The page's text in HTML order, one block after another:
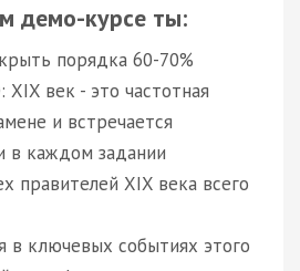
демо-курсе ты:
порядка 60-70%
XIX век - это частотная
и встречается
в каждом задании
правителей XIX века всего
в ключевых событиях этого